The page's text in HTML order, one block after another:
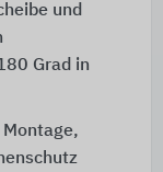
und
Grad in